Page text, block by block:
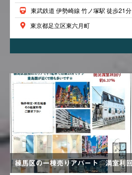
東武鉄道 伊勢崎線 竹ノ塚駅 徒歩21分
東京都足立区東六月町